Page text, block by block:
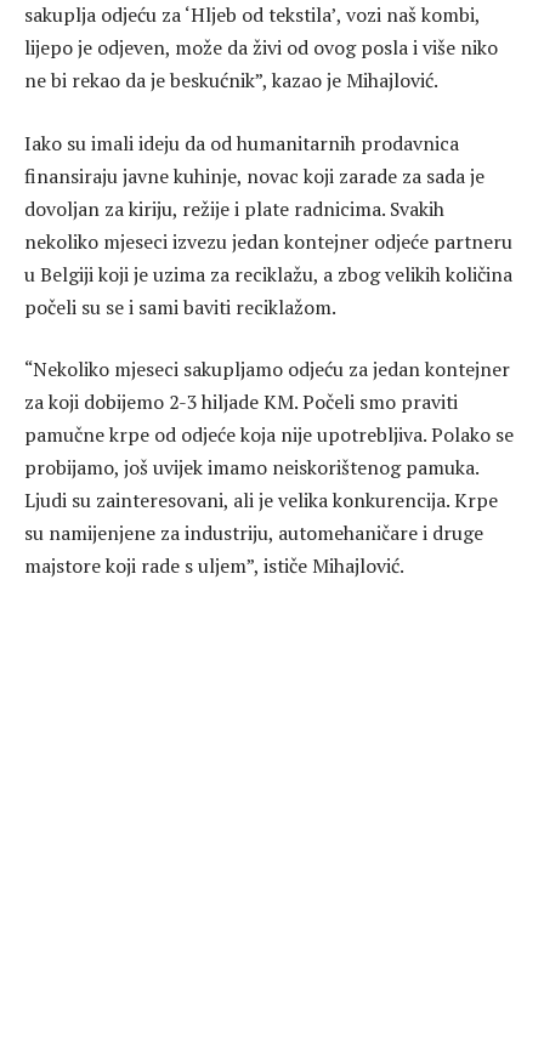
sakuplja odjeću za ‘Hljeb od tekstila’, vozi naš kombi,
lijepo je odjeven, može da živi od ovog posla i više niko
ne bi rekao da je beskućnik”, kazao je Mihajlović.
Iako su imali ideju da od humanitarnih prodavnica
finansiraju javne kuhinje, novac koji zarade za sada je
dovoljan za kiriju, režije i plate radnicima. Svakih
nekoliko mjeseci izvezu jedan kontejner odjeće partneru
u Belgiji koji je uzima za reciklažu, a zbog velikih količina
počeli su se i sami baviti reciklažom.
“Nekoliko mjeseci sakupljamo odjeću za jedan kontejner
za koji dobijemo 2-3 hiljade KM. Počeli smo praviti
pamučne krpe od odjeće koja nije upotrebljiva. Polako se
probijamo, još uvijek imamo neiskorištenog pamuka.
Ljudi su zainteresovani, ali je velika konkurencija. Krpe
su namijenjene za industriju, automehaničare i druge
majstore koji rade s uljem”, ističe Mihajlović.